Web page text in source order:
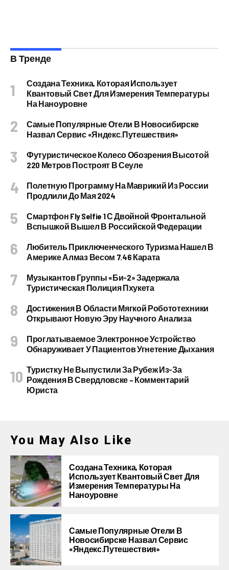
В Тренде
Создана Техника, Которая Использует
Квантовый Свет Для Измерения Температуры
На Наноуровне
Самые Популярные Отели В Новосибирске
Назвал Сервис «Яндекс.Путешествия»
Футуристическое Колесо Обозрения Высотой
220 Метров Построят В Сеуле
Полетную Программу На Маврикий Из России
Продлили До Мая 2024
Смартфон Fly Selfie 1 С Двойной Фронтальной
Вспышкой Вышел В Российской Федерации
Любитель Приключенческого Туризма Нашел В
Америке Алмаз Весом 7.46 Карата
Музыкантов Группы «Би-2» Задержала
Туристическая Полиция Пхукета
Достижения В Области Мягкой Робототехники
Открывают Новую Эру Научного Анализа
Проглатываемое Электронное Устройство
Обнаруживает У Пациентов Угнетение Дыхания
Туристку Не Выпустили За Рубеж Из-За
Рождения В Свердловске – Комментарий
Юриста
You May Also Like
Создана Техника, Которая
Использует Квантовый Свет Для
Измерения Температуры На
Наноуровне
Самые Популярные Отели В
Новосибирске Назвал Сервис
«Яндекс.Путешествия»